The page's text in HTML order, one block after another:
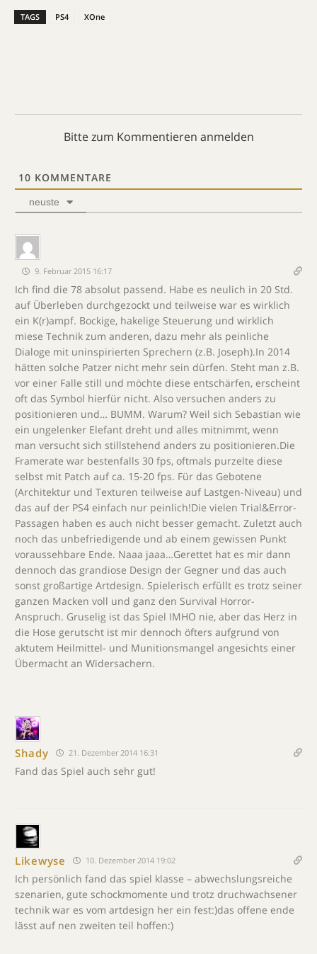
TAGS PS4 XOne
Bitte zum Kommentieren anmelden
10 KOMMENTARE
neuste
9. Februar 2015 16:17
Ich find die 78 absolut passend. Habe es neulich in 20 Std.
auf Überleben durchgezockt und teilweise war es wirklich
ein K(r)ampf. Bockige, hakelige Steuerung und wirklich
miese Technik zum anderen, dazu mehr als peinliche
Dialoge mit uninspirierten Sprechern (z.B. Joseph).In 2014
hätten solche Patzer nicht mehr sein dürfen. Steht man z.B.
vor einer Falle still und möchte diese entschärfen, erscheint
oft das Symbol hierfür nicht. Also versuchen anders zu
positionieren und… BUMM. Warum? Weil sich Sebastian wie
ein ungelenker Elefant dreht und alles mitnimmt, wenn
man versucht sich stillstehend anders zu positionieren.Die
Framerate war bestenfalls 30 fps, oftmals purzelte diese
selbst mit Patch auf ca. 15-20 fps. Für das Gebotene
(Architektur und Texturen teilweise auf Lastgen-Niveau) und
das auf der PS4 einfach nur peinlich!Die vielen Trial&Error-
Passagen haben es auch nicht besser gemacht. Zuletzt auch
noch das unbefriedigende und ab einem gewissen Punkt
voraussehbare Ende. Naaa jaaa…Gerettet hat es mir dann
dennoch das grandiose Design der Gegner und das auch
sonst großartige Artdesign. Spielerisch erfüllt es trotz seiner
ganzen Macken voll und ganz den Survival Horror-
Anspruch. Gruselig ist das Spiel IMHO nie, aber das Herz in
die Hose gerutscht ist mir dennoch öfters aufgrund von
aktutem Heilmittel- und Munitionsmangel angesichts einer
Übermacht an Widersachern.
Shady 21. Dezember 2014 16:31
Fand das Spiel auch sehr gut!
Likewyse 10. Dezember 2014 19:02
Ich persönlich fand das spiel klasse – abwechslungsreiche
szenarien, gute schockmomente und trotz druchwachsener
technik war es vom artdesign her ein fest:)das offene ende
lässt auf nen zweiten teil hoffen:)